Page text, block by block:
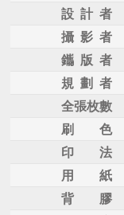
設 計 者
攝 影 者
鑴 版 者
規 劃 者
全張枚數
刷 色
印 法
用 紙
背 膠